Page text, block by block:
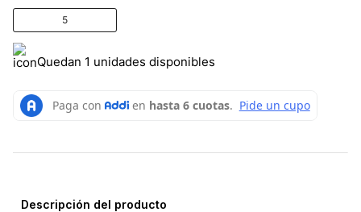
5
Quedan 1 unidades disponibles
Descripción del producto